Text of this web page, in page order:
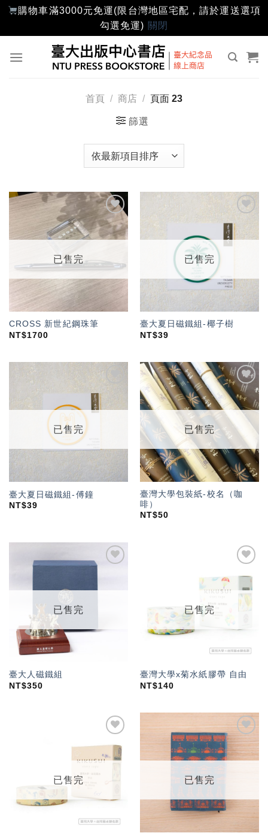
購物車滿3000元免運(限台灣地區宅配，請於運送選項
勾選免運) 關閉
首頁 / 商店 / 頁面 23
篩選
加入
「願
望輕
已售完
CROSS 新世紀鋼珠筆
NT$1700
望輕
已售完
臺大夏日磁鐵組-椰子樹
NT$39
望輕
已售完
臺大夏日磁鐵組-傅鐘
NT$39
加入
「願
望輕
單」
已售完
臺灣大學包裝紙-校名（咖
啡）
NT$50
已售完
臺大人磁鐵組
NT$350
「願
望輕
單」
已售完
臺灣大學x菊水紙膠帶 自由
NT$140
加入
「願
望輕
已售完
加入
「願
望輕
已售完